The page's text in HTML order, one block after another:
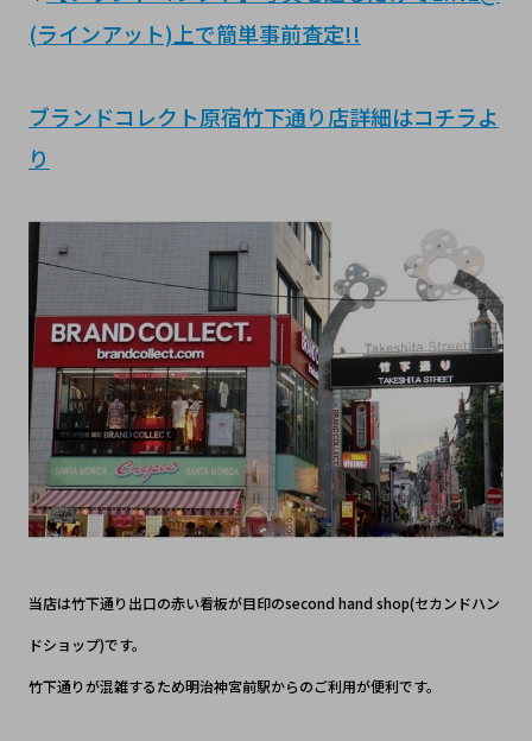
(ラインアット)上で簡単事前査定!!
ブランドコレクト原宿竹下通り店詳細はコチラよ
り
当店は竹下通り出口の赤い看板が目印のsecond hand shop(セカンドハン
ドショップ)です。
竹下通りが混雑するため明治神宮前駅からのご利用が便利です。